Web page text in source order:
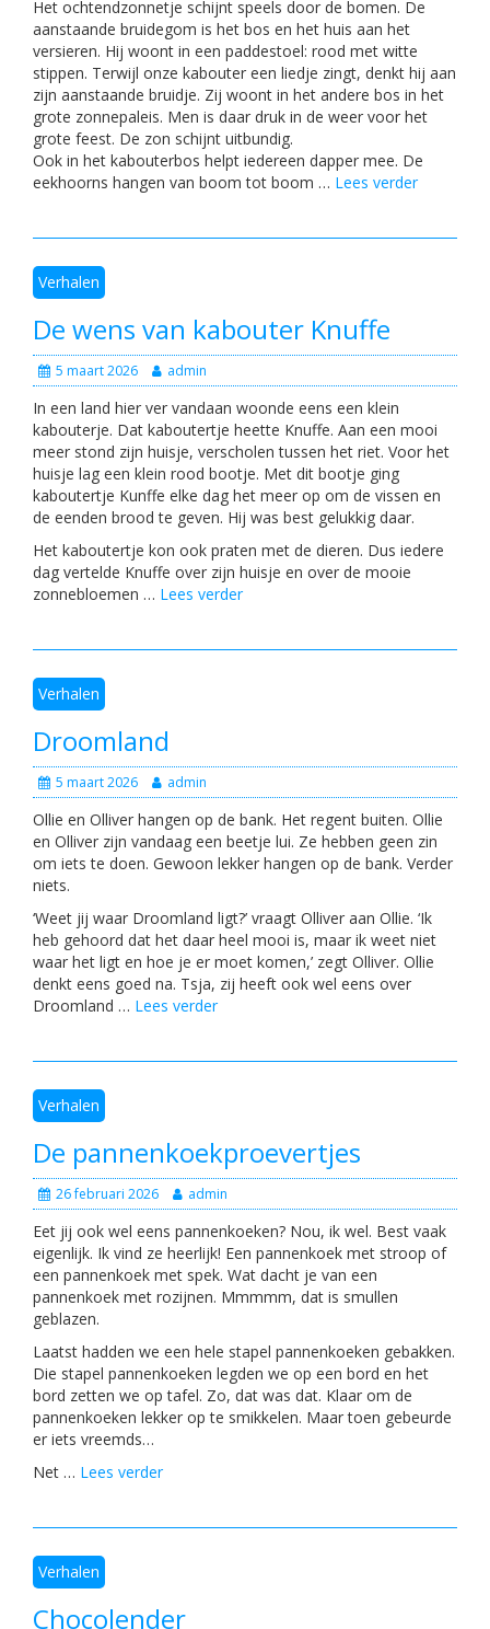
Het ochtendzonnetje schijnt speels door de bomen. De
aanstaande bruidegom is het bos en het huis aan het
versieren. Hij woont in een paddestoel: rood met witte
stippen. Terwijl onze kabouter een liedje zingt, denkt hij aan
zijn aanstaande bruidje. Zij woont in het andere bos in het
grote zonnepaleis. Men is daar druk in de weer voor het
grote feest. De zon schijnt uitbundig.
Ook in het kabouterbos helpt iedereen dapper mee. De
eekhoorns hangen van boom tot boom … Lees verder
Verhalen
De wens van kabouter Knuffe
5 maart 2026 admin
In een land hier ver vandaan woonde eens een klein
kabouterje. Dat kaboutertje heette Knuffe. Aan een mooi
meer stond zijn huisje, verscholen tussen het riet. Voor het
huisje lag een klein rood bootje. Met dit bootje ging
kaboutertje Kunffe elke dag het meer op om de vissen en
de eenden brood te geven. Hij was best gelukkig daar.
Het kaboutertje kon ook praten met de dieren. Dus iedere
dag vertelde Knuffe over zijn huisje en over de mooie
zonnebloemen … Lees verder
Verhalen
Droomland
5 maart 2026 admin
Ollie en Olliver hangen op de bank. Het regent buiten. Ollie
en Olliver zijn vandaag een beetje lui. Ze hebben geen zin
om iets te doen. Gewoon lekker hangen op de bank. Verder
niets.
‘Weet jij waar Droomland ligt?’ vraagt Olliver aan Ollie. ‘Ik
heb gehoord dat het daar heel mooi is, maar ik weet niet
waar het ligt en hoe je er moet komen,’ zegt Olliver. Ollie
denkt eens goed na. Tsja, zij heeft ook wel eens over
Droomland … Lees verder
Verhalen
De pannenkoekproevertjes
26 februari 2026 admin
Eet jij ook wel eens pannenkoeken? Nou, ik wel. Best vaak
eigenlijk. Ik vind ze heerlijk! Een pannenkoek met stroop of
een pannenkoek met spek. Wat dacht je van een
pannenkoek met rozijnen. Mmmmm, dat is smullen
geblazen.
Laatst hadden we een hele stapel pannenkoeken gebakken.
Die stapel pannenkoeken legden we op een bord en het
bord zetten we op tafel. Zo, dat was dat. Klaar om de
pannenkoeken lekker op te smikkelen. Maar toen gebeurde
er iets vreemds…
Net … Lees verder
Verhalen
Chocolender